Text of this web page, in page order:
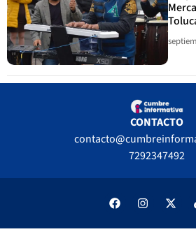
CONTACTO
7292347492